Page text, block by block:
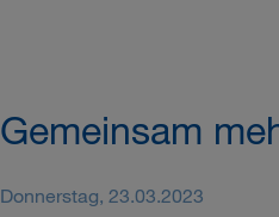
Gemeinsam
Donnerstag, 23.03.2023